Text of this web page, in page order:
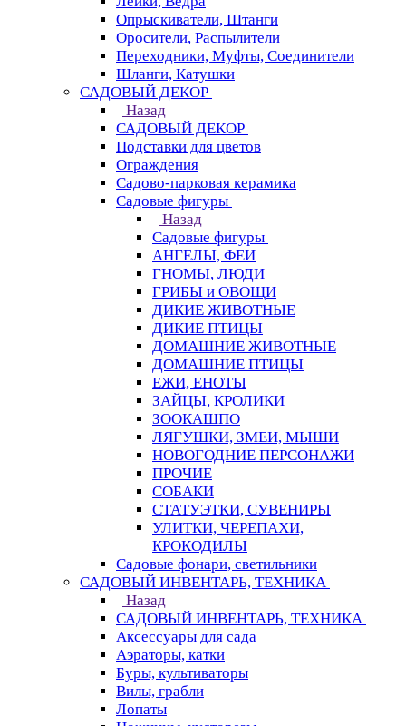
Опрыскиватели, Штанги
Оросители, Распылители
Переходники, Муфты, Соединители
Шланги, Катушки
САДОВЫЙ ДЕКОР
Назад
САДОВЫЙ ДЕКОР
Подставки для цветов
Ограждения
Садово-парковая керамика
Садовые фигуры
Назад
Садовые фигуры
АНГЕЛЫ, ФЕИ
ГНОМЫ, ЛЮДИ
ГРИБЫ и ОВОЩИ
ДИКИЕ ЖИВОТНЫЕ
ДИКИЕ ПТИЦЫ
ДОМАШНИЕ ЖИВОТНЫЕ
ДОМАШНИЕ ПТИЦЫ
ЕЖИ, ЕНОТЫ
ЗАЙЦЫ, КРОЛИКИ
ЗООКАШПО
ЛЯГУШКИ, ЗМЕИ, МЫШИ
НОВОГОДНИЕ ПЕРСОНАЖИ
ПРОЧИЕ
СОБАКИ
СТАТУЭТКИ, СУВЕНИРЫ
УЛИТКИ, ЧЕРЕПАХИ,
КРОКОДИЛЫ
Садовые фонари, светильники
САДОВЫЙ ИНВЕНТАРЬ, ТЕХНИКА
Назад
САДОВЫЙ ИНВЕНТАРЬ, ТЕХНИКА
Аксессуары для сада
Аэраторы, катки
Буры, культиваторы
Вилы, грабли
Лопаты